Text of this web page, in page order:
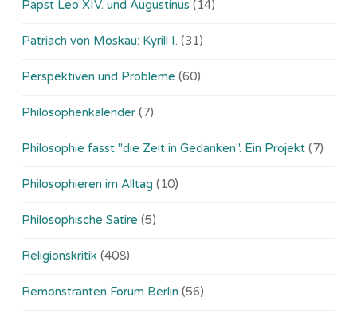
Papst Leo XIV. und Augustinus (14)
Patriach von Moskau: Kyrill I. (31)
Perspektiven und Probleme (60)
Philosophenkalender (7)
Philosophie fasst "die Zeit in Gedanken". Ein Projekt (7)
Philosophieren im Alltag (10)
Philosophische Satire (5)
Religionskritik (408)
Remonstranten Forum Berlin (56)